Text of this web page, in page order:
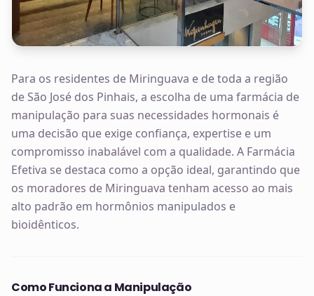
Para os residentes de Miringuava e de toda a região
de São José dos Pinhais, a escolha de uma farmácia de
manipulação para suas necessidades hormonais é
uma decisão que exige confiança, expertise e um
compromisso inabalável com a qualidade. A Farmácia
Efetiva se destaca como a opção ideal, garantindo que
os moradores de Miringuava tenham acesso ao mais
alto padrão em hormônios manipulados e
bioidênticos.
Como Funciona a Manipulação